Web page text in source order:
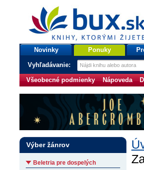
bux.sk
knihy, ktorými žijete
Úvodná stránka
Novinky Ponuky
Vyhľadávanie:
Všeobecné podmienky Nápoveda
Výber žánrov
Beletria pre dospelých